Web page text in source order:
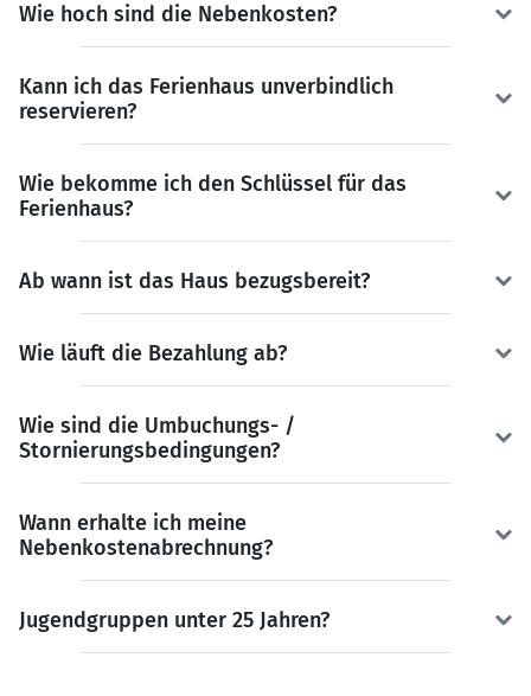
Wie hoch sind die Nebenkosten?
Kann ich das Ferienhaus unverbindlich
reservieren?
Wie bekomme ich den Schlüssel für das
Ferienhaus?
Ab wann ist das Haus bezugsbereit?
Wie läuft die Bezahlung ab?
Wie sind die Umbuchungs- /
Stornierungsbedingungen?
Wann erhalte ich meine
Nebenkostenabrechnung?
Jugendgruppen unter 25 Jahren?